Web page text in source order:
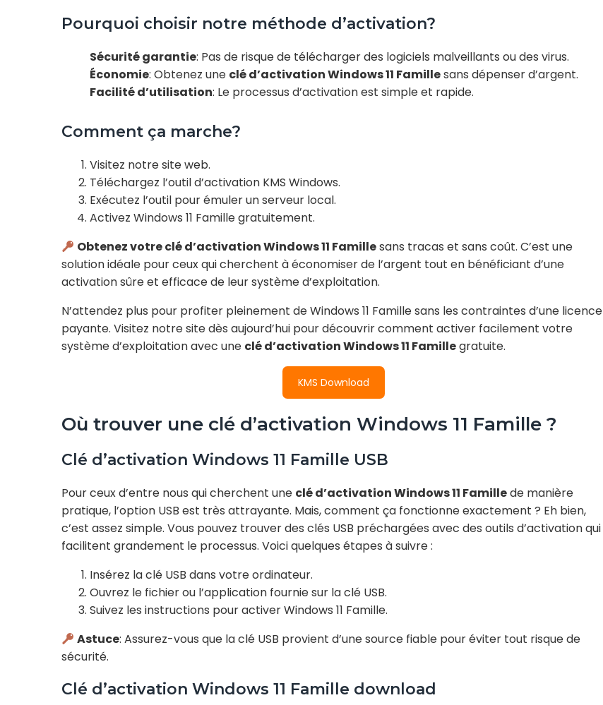
Pourquoi choisir notre méthode d’activation?
Sécurité garantie: Pas de risque de télécharger des logiciels malveillants ou des virus.
Économie: Obtenez une clé d’activation Windows 11 Famillesans dépenser d’argent.
Facilité d’utilisation: Le processus d’activation est simple et rapide.
Comment ça marche?
Visitez notre site web.
Téléchargez l’outil d’activation KMS Windows.
Exécutez l’outil pour émuler un serveur local.
Activez Windows 11 Famille gratuitement.
Obtenez votre clé d’activation Windows 11 Famillesans tracas et sans coût. C’est une
solution idéale pour ceux qui cherchent à économiser de l’argent tout en bénéficiant d’une
activation sûre et efficace de leur système d’exploitation.
N’attendez plus pour profiter pleinement de Windows 11 Famille sans les contraintes d’une licence
payante. Visitez notre site dès aujourd’hui pour découvrir comment activer facilement votre
système d’exploitation avec une clé d’activation Windows 11 Famillegratuite.
KMS Download
Où trouver une clé d’activation Windows 11 Famille ?
Clé d’activation Windows 11 Famille USB
Pour ceux d’entre nous qui cherchent une clé d’activation Windows 11 Famillede manière
pratique, l’option USB est très attrayante. Mais, comment ça fonctionne exactement ? Eh bien,
c’est assez simple. Vous pouvez trouver des clés USB préchargées avec des outils d’activation qui
facilitent grandement le processus. Voici quelques étapes à suivre :
Insérez la clé USB dans votre ordinateur.
Ouvrez le fichier ou l’application fournie sur la clé USB.
Suivez les instructions pour activer Windows 11 Famille.
Astuce: Assurez-vous que la clé USB provient d’une source fiable pour éviter tout risque de
sécurité.
Clé d’activation Windows 11 Famille download